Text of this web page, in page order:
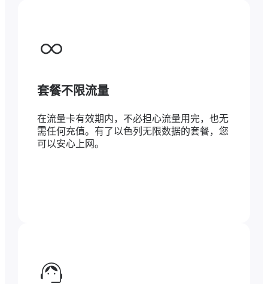
套餐不限流量
在流量卡有效期内，不必担心流量用完，也无
需任何充值。有了以色列无限数据的套餐，您
可以安心上网。